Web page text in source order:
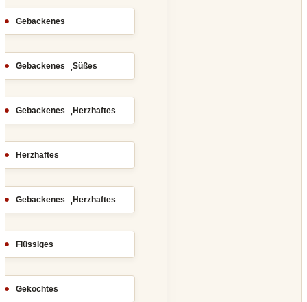
Gebackenes
Gebackenes ,Süßes
Gebackenes ,Herzhaftes
Herzhaftes
Gebackenes ,Herzhaftes
Flüssiges
Gekochtes